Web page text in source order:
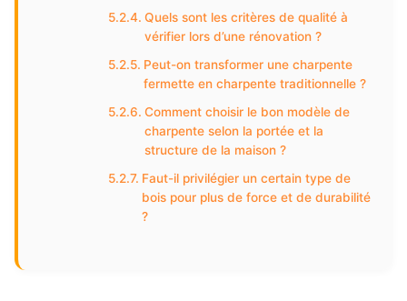
Quels sont les critères de qualité à
vérifier lors d’une rénovation ?
Peut-on transformer une charpente
fermette en charpente traditionnelle ?
Comment choisir le bon modèle de
charpente selon la portée et la
structure de la maison ?
Faut-il privilégier un certain type de
bois pour plus de force et de durabilité
?